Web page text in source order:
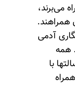
می‌برند،
همراهند.
آدمی
همه
با